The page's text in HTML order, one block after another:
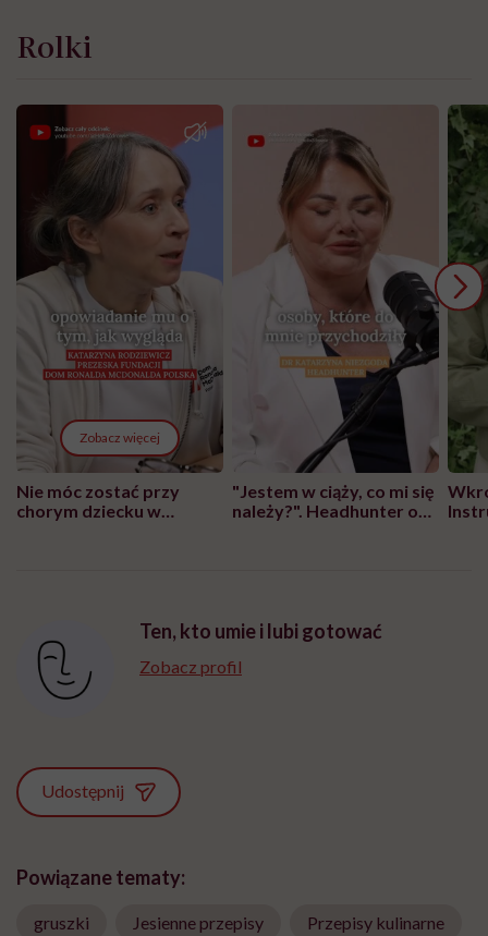
Rolki
Zobacz więcej
Nie móc zostać przy
chorym dziecku w
"Jestem w ciąży, co mi się
należy?". Headhunter o
Ten, kto umie i lubi gotować
Zobacz profil
Udostępnij
Powiązane tematy:
gruszki Jesienne przepisy Przepisy kulinarne